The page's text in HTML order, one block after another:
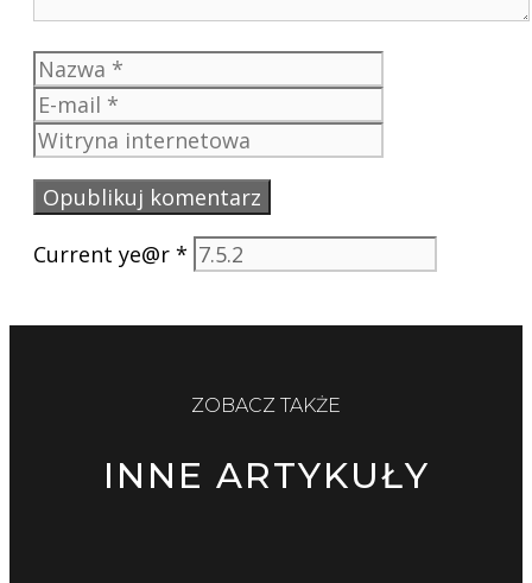
Nazwa
mail
internetowa
Current ye@r *
ZOBACZ TAKŻE
INNE ARTYKUŁY